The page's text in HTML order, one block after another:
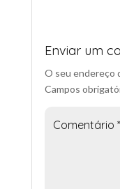
Enviar um
O seu endereço
Campos